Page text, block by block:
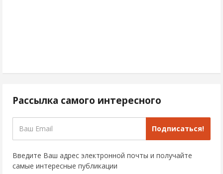
Рассылка самого интересного
Подписаться!
Введите Ваш адрес электронной почты и получайте
самые интересные публикации